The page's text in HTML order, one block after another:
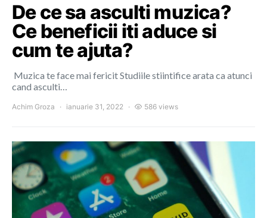
De ce sa asculti muzica?
Ce beneficii iti aduce si
cum te ajuta?
Muzica te face mai fericit Studiile stiintifice arata ca atunci
cand asculti…
Achim Groza ianuarie 31, 2022 586 views